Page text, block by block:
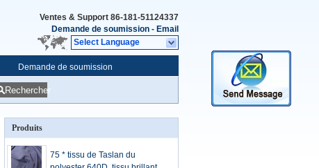
Ventes & Support 86-181-51124337
Demande de soumission - Email
Select Language
Demande de soumission
Rechercher
Produits
75 * tissu de Taslan du